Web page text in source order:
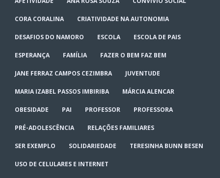
CORA CORALINA CRIATIVIDADE NA AUTONOMIA
DESAFIOS DO NAMORO ESCOLA ESCOLA DE PAIS
ESPERANÇA FAMÍLIA FAZER O BEM FAZ BEM
JANE FERRAZ CAMPOS CEZIMBRA JUVENTUDE
MARIA IZABEL PASSOS IMBIRIBA MÁRCIA ALENCAR
OBESIDADE PAI PROFESSOR PROFESSORA
PRÉ-ADOLESCÊNCIA RELAÇÕES FAMILIARES
SER EXEMPLO SOLIDARIEDADE TERESINHA BUNN BESEN
USO DE CELULARES E INTERNET